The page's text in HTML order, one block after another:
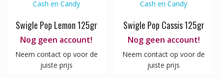
Swigle Pop Lemon 125gr
Nog geen account!
Neem contact op voor de
juiste prijs
Swigle Pop Cassis 125gr
Nog geen account!
Neem contact op voor de
juiste prijs